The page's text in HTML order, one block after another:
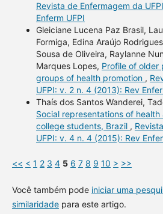
Revista de Enfermagem da
Enferm UFPI
Gleiciane Lucena Paz Brasil,
Formiga, Edina Araújo
Sousa de Oliveira, Raylanne
Marques Lopes, Profile of older
groups of health promotion ,
UFPI: v. 2 n. 4 (2013): Rev
Thaís dos Santos Wanderei,
Social representations of
college students, Brazil ,
UFPI: v. 4 n. 4 (2015): Rev
<< < 1 2 3 4 5 6 7 8 9 10 > >>
Você também pode iniciar uma
similaridadepara este artigo.